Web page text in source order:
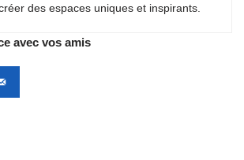
des espaces uniques et inspirants.
avec vos amis